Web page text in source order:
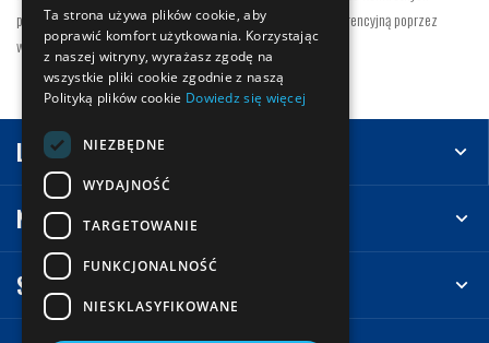
potrzeb swojego biznesu, zapewniając sobie przewagę konkurencyjną poprzez
wysoką jakość i precyzję wykonywanych prac.
Leasing
Na skróty
Sprzedaż maszyn Kartier.pl
Ta strona używa plików cookie, aby
poprawić komfort użytkowania. Korzystając
z naszej witryny, wyrażasz zgodę na
wszystkie pliki cookie zgodnie z naszą
Polityką plików cookie Dowiedz się więcej
NIEZBĘDNE
WYDAJNOŚĆ
TARGETOWANIE
FUNKCJONALNOŚĆ
NIESKLASYFIKOWANE